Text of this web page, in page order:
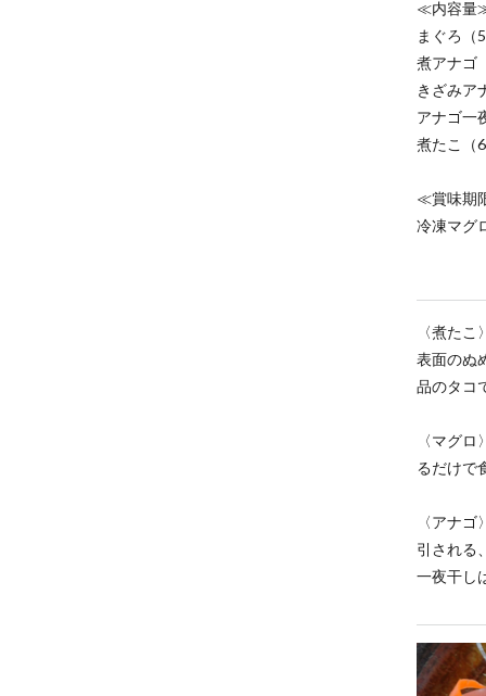
≪内容量
まぐろ（
煮アナゴ
きざみア
アナゴ一
煮たこ（
≪賞味期
冷凍マグ
〈煮たこ
表面のぬ
品のタコ
〈マグ
るだけで
〈アナ
引される
一夜干し